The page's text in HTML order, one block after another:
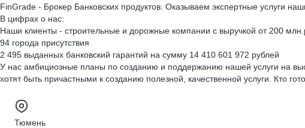
FinGrade - Брокер Банковских продуктов. Оказываем экспертные услуги
В цифрах о нас:
Наши клиенты - строительные и дорожные компании с выручкой от 200
94 города присутствия
2 495 выданных банковский гарантий на сумму 14 410 601 972 рублей
У нас амбициозные планы по созданию и поддержанию нашей услуги на
хотят быть причастными к созданию полезной, качественной услуги. Кто
Тюмень